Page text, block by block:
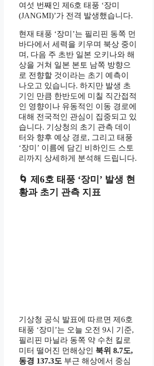
여섯 번째인 제6호 태풍 ‘장미
(JANGMI)’가 전격 발생했습니다.
현재 태풍 ‘장미’는 필리핀 동쪽 먼
바다에서 세력을 키우며 북상 중이
며, 다음 주 초반 일본 오키나와 해
상을 거쳐 일본 본토 남쪽 방향으
로 전향할 것이라는 초기 예측이
나오고 있습니다. 하지만 발생 초
기인 만큼 한반도에 미칠 직간접적
인 영향이나 유동적인 이동 경로에
대해 전국적인 관심이 집중되고 있
습니다. 기상청의 초기 관측 데이
터와 향후 예상 경로, 그리고 태풍
‘장미’ 이름에 담긴 비하인드 스토
리까지 상세하게 분석해 드립니다.
🌀 제6호 태풍 ‘장미’ 발생 현
황과 초기 관측 지표
기상청 공식 발표에 따르면 제6호
태풍 ‘장미’는 오늘 오전 9시 기준,
필리핀 마닐라 동쪽 약 수천 킬로
미터 떨어진 먼해상인 북위 8.7도,
동경 137.3도 부근 해상에서 중심